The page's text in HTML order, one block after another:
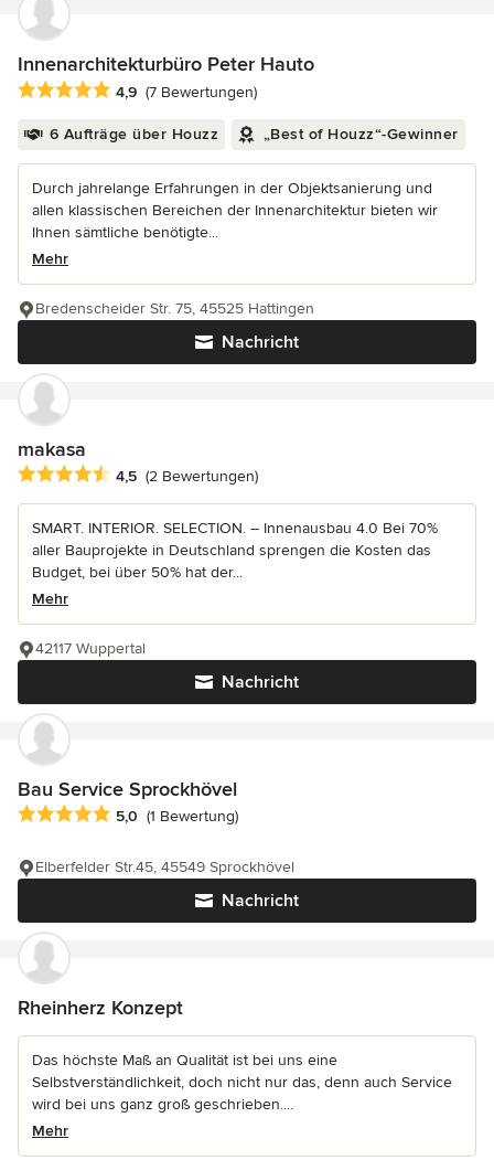
Innenarchitekturbüro Peter Hauto
Durchschnittliche Bewertung: 4.9 von 5 Sternen
4,9 (7 Bewertungen)
6 Aufträge über Houzz „Best of Houzz“-Gewinner
Durch jahrelange Erfahrungen in der Objektsanierung und
allen klassischen Bereichen der Innenarchitektur bieten wir
Ihnen sämtliche benötigte...
Mehr
Nachricht
Bredenscheider Str. 75, 45525 Hattingen
makasa
Durchschnittliche Bewertung: 4.5 von 5 Sternen
4,5 (2 Bewertungen)
SMART. INTERIOR. SELECTION. – Innenausbau 4.0 Bei 70%
aller Bauprojekte in Deutschland sprengen die Kosten das
Budget, bei über 50% hat der...
Mehr
Nachricht
42117 Wuppertal
Bau Service Sprockhövel
Durchschnittliche Bewertung: 5 von 5 Sternen
5,0 (1 Bewertung)
Nachricht
Elberfelder Str.45, 45549 Sprockhövel
Rheinherz Konzept
Das höchste Maß an Qualität ist bei uns eine
Selbstverständlichkeit, doch nicht nur das, denn auch Service
wird bei uns ganz groß geschrieben....
Mehr